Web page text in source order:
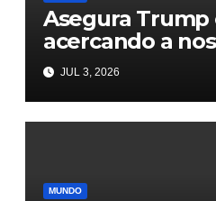
Asegura Trump
acercando a
JUL 3, 2026
MUNDO